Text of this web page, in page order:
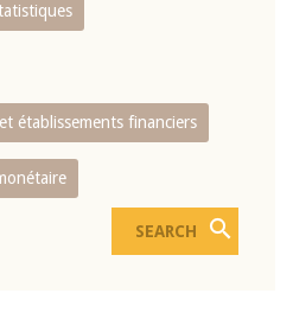
établissements financiers